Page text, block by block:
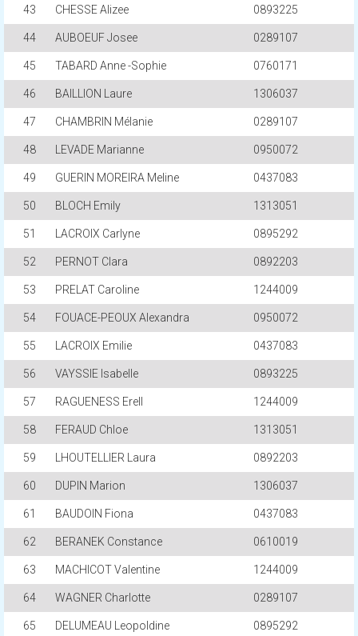
43 CHESSE Alizee 0893225
44 AUBOEUF Josee 0289107
45 TABARD Anne -Sophie 0760171
46 BAILLION Laure 1306037
47 CHAMBRIN Mélanie 0289107
48 LEVADE Marianne 0950072
49 GUERIN MOREIRA Meline 0437083
50 BLOCH Emily 1313051
51 LACROIX Carlyne 0895292
52 PERNOT Clara 0892203
53 PRELAT Caroline 1244009
54 FOUACE-PEOUX Alexandra 0950072
55 LACROIX Emilie 0437083
56 VAYSSIE Isabelle 0893225
57 RAGUENESS Erell 1244009
58 FERAUD Chloe 1313051
59 LHOUTELLIER Laura 0892203
60 DUPIN Marion 1306037
61 BAUDOIN Fiona 0437083
62 BERANEK Constance 0610019
63 MACHICOT Valentine 1244009
64 WAGNER Charlotte 0289107
65 DELUMEAU Leopoldine 0895292